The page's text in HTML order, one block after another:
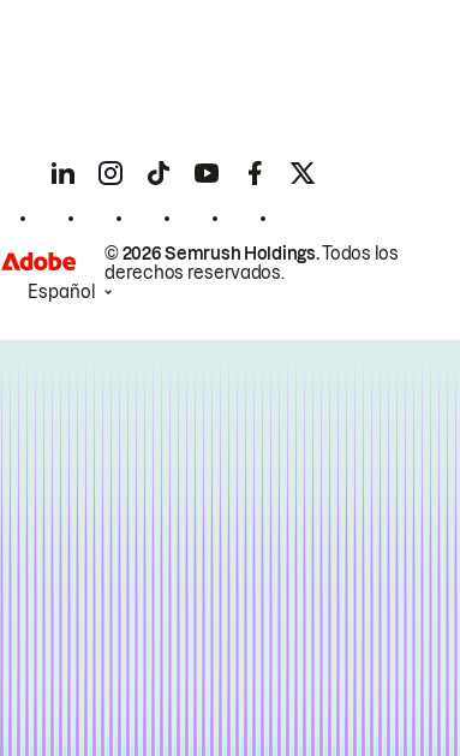
© 2026 Semrush Holdings.Todos los
derechos reservados.
Español